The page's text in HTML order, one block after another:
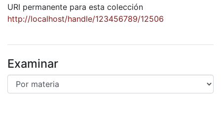
URI permanente para esta colección
http://localhost/handle/123456789/12506
Examinar